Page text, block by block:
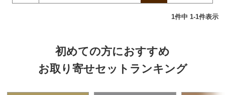
1件中 1-1件表示
初めての方におすすめ
お取り寄せセットランキング